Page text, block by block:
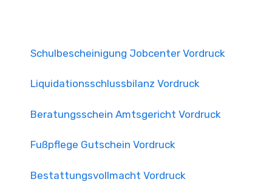
Schulbescheinigung Jobcenter Vordruck
Liquidationsschlussbilanz Vordruck
Beratungsschein Amtsgericht Vordruck
Fußpflege Gutschein Vordruck
Bestattungsvollmacht Vordruck